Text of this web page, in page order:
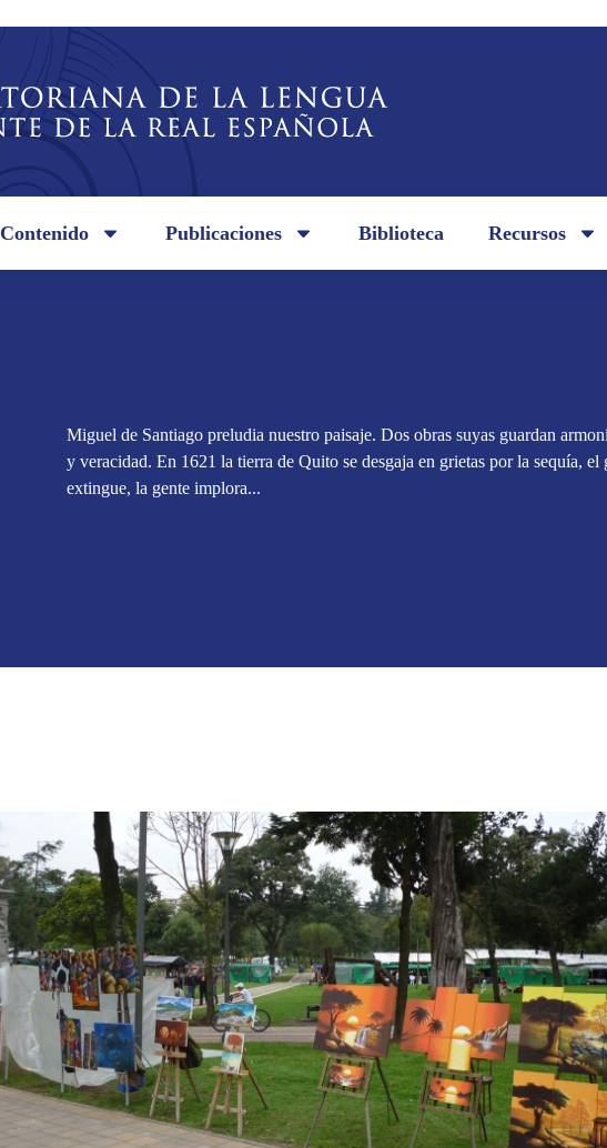
Contenido Publicaciones Biblioteca Recursos
Miguel de Santiago preludia nuestro paisaje. Dos obras suyas guardan
y veracidad. En 1621 la tierra de Quito se desgaja en grietas por la sequía, el
extingue, la gente implora...